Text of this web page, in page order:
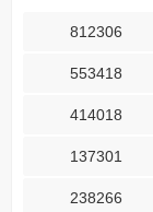
812306
553418
414018
137301
238266